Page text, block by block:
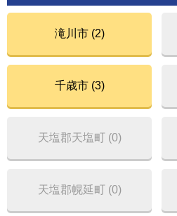
滝川市 (2)
千歳市 (3)
天塩郡天塩町 (0)
天塩郡幌延町 (0)